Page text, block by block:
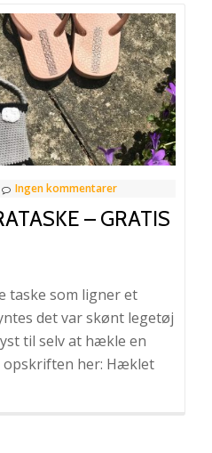
Ingen kommentarer
– GRATIS
taske som ligner et
det var skønt legetøj
til selv at hækle en
opskriften her: Hæklet